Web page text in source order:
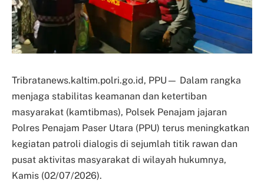
Tribratanews.kaltim.polri.go.id, PPU— Dalam rangka
menjaga stabilitas keamanan dan ketertiban
masyarakat (kamtibmas), Polsek Penajam jajaran
Polres Penajam Paser Utara (PPU) terus meningkatkan
kegiatan patroli dialogis di sejumlah titik rawan dan
pusat aktivitas masyarakat di wilayah hukumnya,
Kamis (02/07/2026).